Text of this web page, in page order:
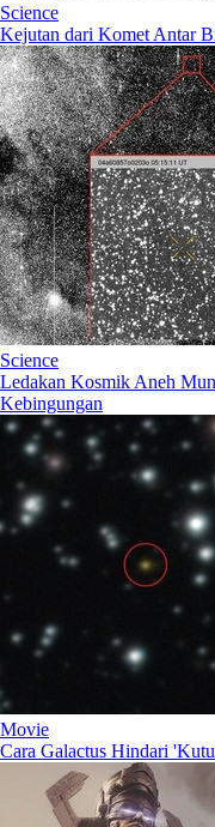
Science
Kejutan dari Komet Antar
Science
Ledakan Kosmik Aneh
Kebingungan
Movie
Cara Galactus Hindari